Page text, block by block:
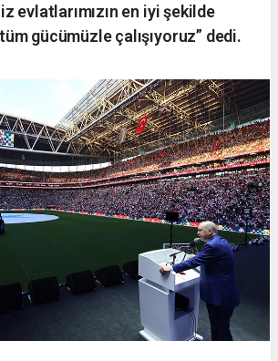
evlatlarımızın en iyi şekilde
gücümüzle çalışıyoruz” dedi.